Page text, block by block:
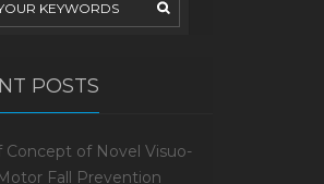
POSTS
Concept of Novel Visuo-
Fall Prevention